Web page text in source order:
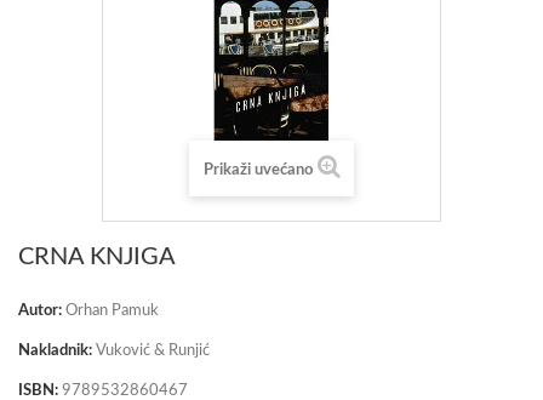
Prikaži uvećano
CRNA KNJIGA
Autor: Orhan Pamuk
Nakladnik: Vuković & Runjić
ISBN: 9789532860467